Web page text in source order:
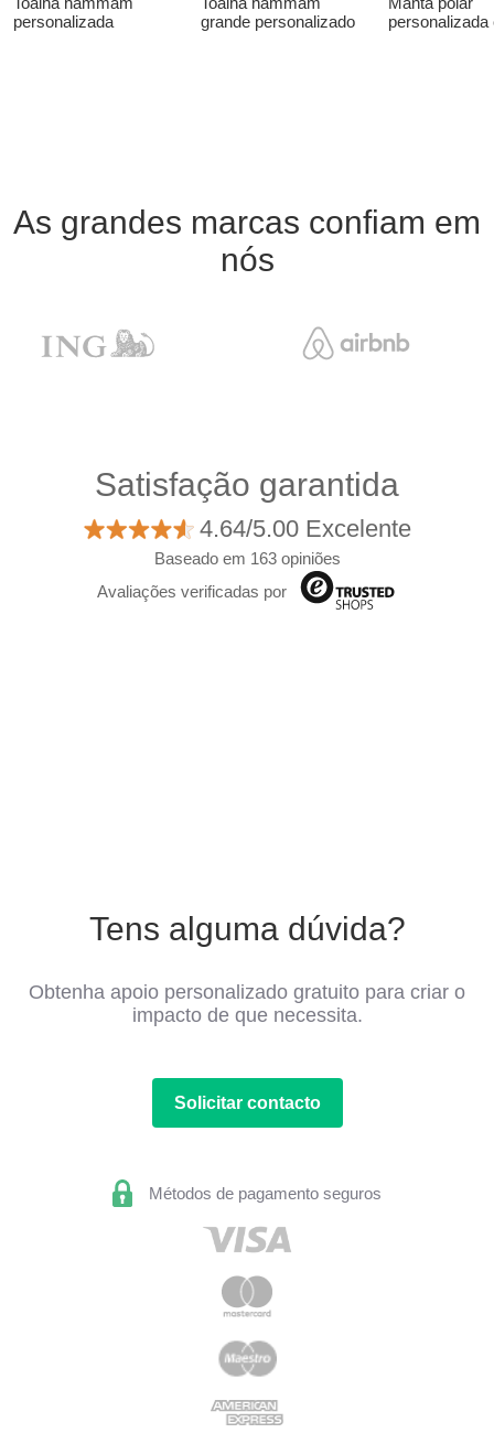
personalizada
grande personalizado
As grandes marcas confiam em
nós
Satisfação garantida
4.64/5.00 Excelente
Baseado em 163 opiniões
Avaliações verificadas por
Tens alguma dúvida?
Obtenha apoio personalizado gratuito para criar o
impacto de que necessita.
Solicitar contacto
Métodos de pagamento seguros